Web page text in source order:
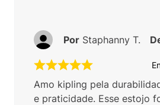
Amo kipling pela
e praticidade. Esse estojo
Por Staphanny T.